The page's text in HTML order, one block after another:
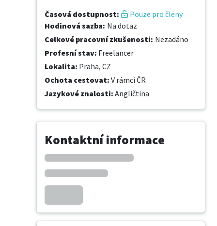
Časová dostupnost:
Pouze pro členy
Hodinová sazba: Na dotaz
Celkové pracovní zkušenosti: Nezadáno
Profesní stav: Freelancer
Lokalita: Praha, CZ
Ochota cestovat: V rámci ČR
Jazykové znalosti: Angličtina
Kontaktní informace